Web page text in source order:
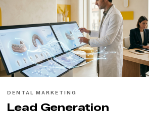
DENTAL MARKETING
Lead Generation